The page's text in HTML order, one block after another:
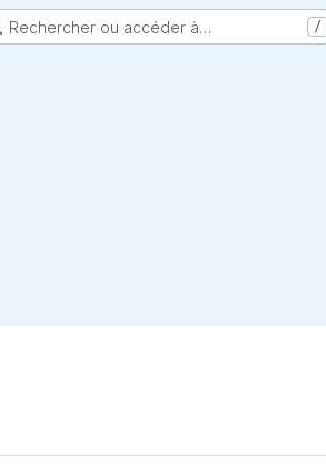
Rechercher ou accéder à… /